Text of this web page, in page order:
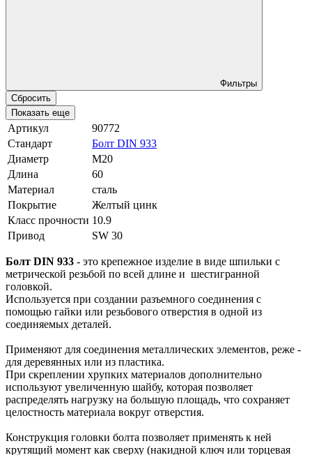
Фильтры
Сбросить
Показать еще
Артикул
90772
Стандарт
Болт DIN 933
Диаметр
М20
Длина
60
Материал
сталь
Покрытие
Желтый цинк
Класс прочности 10.9
Привод
SW 30
Болт DIN 933 - это крепежное изделие в виде шпильки с
метрической резьбой по всей длине и шестигранной
головкой.
Используется при создании разъемного соединения с
помощью гайки или резьбового отверстия в одной из
соединяемых деталей.
Применяют для соединения металлических элементов, реже -
для деревянных или из пластика.
При скреплении хрупких материалов дополнительно
используют увеличенную шайбу, которая позволяет
распределять нагрузку на большую площадь, что сохраняет
целостность материала вокруг отверстия.
Конструкция головки болта позволяет применять к ней
крутящий момент как сверху (накидной ключ или торцевая